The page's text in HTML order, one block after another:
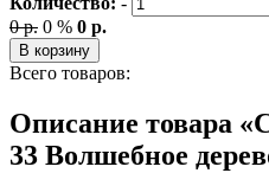
0 р. 0 % 0 р.
В корзину
Всего товаров:
Описание товара
33 Волшебное